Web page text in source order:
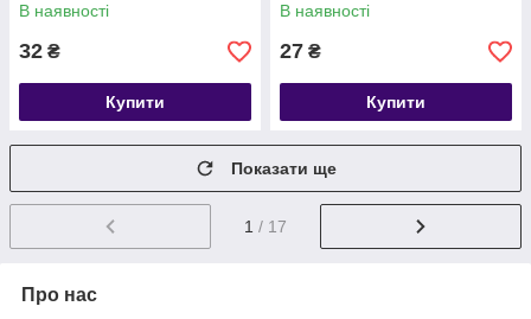
В наявності
32 ₴
Купити
В наявності
27 ₴
Купити
Показати ще
1 / 17
Про нас